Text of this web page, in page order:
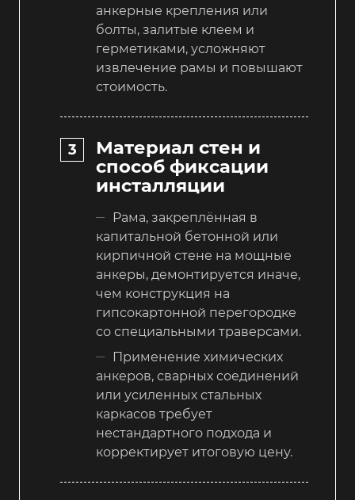
анкерные крепления или
болты, залитые клеем и
герметиками, усложняют
извлечение рамы и повышают
стоимость.
Материал стен и
способ фиксации
инсталляции
Рама, закреплённая в
капитальной бетонной или
кирпичной стене на мощные
анкеры, демонтируется иначе,
чем конструкция на
гипсокартонной перегородке
со специальными траверсами.
Применение химических
анкеров, сварных соединений
или усиленных стальных
каркасов требует
нестандартного подхода и
корректирует итоговую цену.